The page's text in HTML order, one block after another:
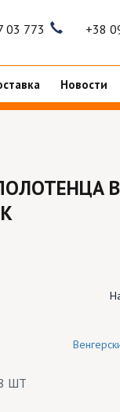
03 773 +38
Новости
ШТ